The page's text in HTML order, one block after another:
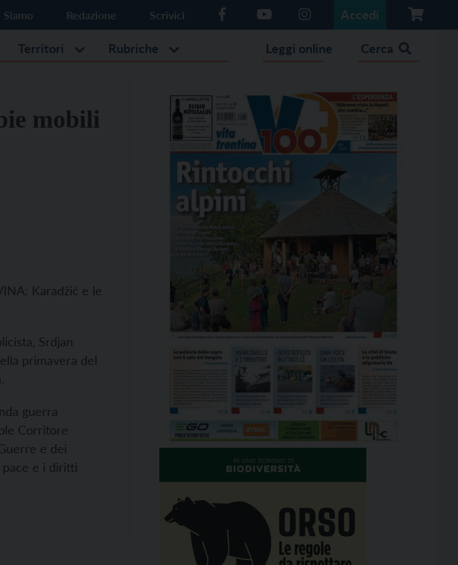
Siamo Redazione Scrivici Accedi
Territori Rubriche Leggi online Cerca
mobili
Karadžić e le
Srdjan
primavera del
guerra
Corritore
e dei
e i diritti